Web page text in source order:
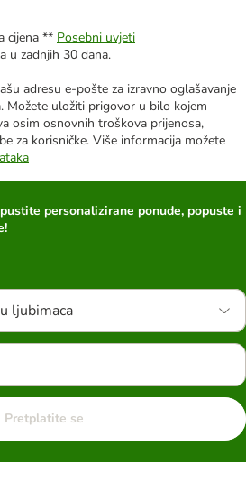
cijena ** Posebni uvjeti
u zadnjih 30 dana.
adresu e-pošte za izravno oglašavanje
Možete uložiti prigovor u bilo kojem
osim osnovnih troškova prijenosa,
za korisničke. Više informacija možete
personalizirane ponude, popuste i
ljubimaca
Pretplatite se